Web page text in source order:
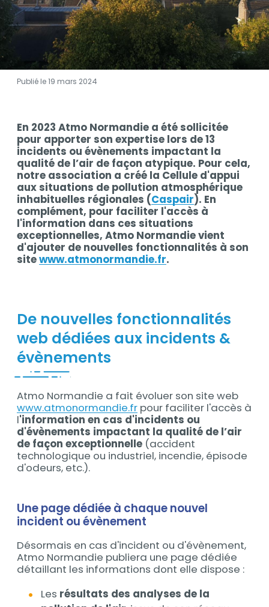
Publié le 19 mars 2024
Contenu
En 2023 Atmo Normandie a été sollicitée
pour apporter son expertise lors de 13
incidents ou évènements impactant la
qualité de l’air de façon atypique. Pour cela,
notre association a créé la Cellule d'appui
aux situations de pollution atmosphérique
inhabituelles régionales (Caspair). En
complément, pour faciliter l'accès à
l'information dans ces situations
exceptionnelles, Atmo Normandie vient
d'ajouter de nouvelles fonctionnalités à son
sitewww.atmonormandie.fr.
De nouvelles fonctionnalités
web dédiées aux incidents &
évènements
Contenu
Atmo Normandie a fait évoluer son site web
www.atmonormandie.frpour faciliter l'accès à
l'information en cas d'incidents ou
d'évènements impactant la qualité de l’air
de façon exceptionnelle(accident
technologique ou industriel, incendie, épisode
d'odeurs, etc.).
Une page dédiée à chaque nouvel
incident ou évènement
Désormais en cas d'incident ou d'évènement,
Atmo Normandie publiera une page dédiée
détaillant les informations dont elle dispose :
Les résultats des analyses de la